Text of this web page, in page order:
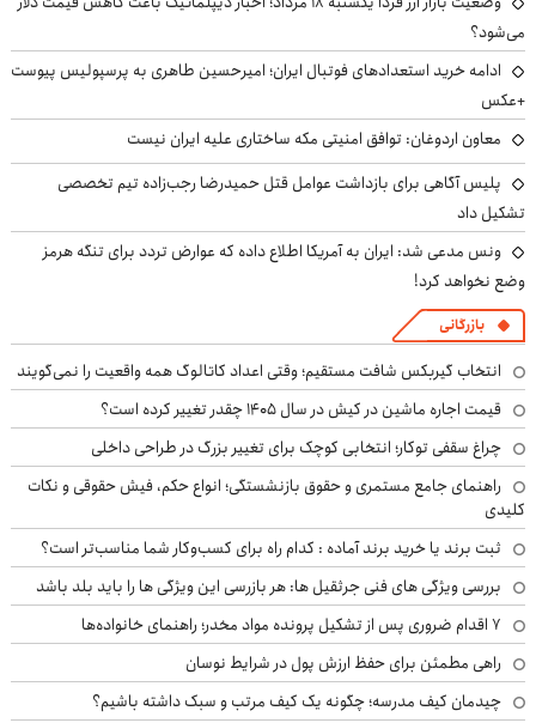
می‌شود؟
ادامه خرید استعدادهای فوتبال ایران؛ امیرحسین طاهری به پرسپولیس پیوست
+عکس
معاون اردوغان: توافق امنیتی مکه ساختاری علیه ایران نیست
پلیس آگاهی برای بازداشت عوامل قتل حمیدرضا رجب‌زاده تیم تخصصی
تشکیل داد
ونس مدعی شد: ایران به آمریکا اطلاع داده که عوارض تردد برای تنگه هرمز
وضع نخواهد کرد!
بازرگانی
انتخاب گیربکس شافت مستقیم؛ وقتی اعداد کاتالوگ همه واقعیت را نمی‌گویند
قیمت اجاره ماشین در کیش در سال ۱۴۰۵ چقدر تغییر کرده است؟
چراغ سقفی توکار؛ انتخابی کوچک برای تغییر بزرگ در طراحی داخلی
راهنمای جامع مستمری و حقوق بازنشستگی؛ انواع حکم، فیش حقوقی و نکات
کلیدی
ثبت برند یا خرید برند آماده : کدام راه برای کسب‌وکار شما مناسب‌تر است؟
بررسی ویژگی های فنی جرثقیل ها: هر بازرسی این ویژگی ها را باید بلد باشد
۷ اقدام ضروری پس از تشکیل پرونده مواد مخدر؛ راهنمای خانواده‌ها
راهی مطمئن برای حفظ ارزش پول در شرایط نوسان
چیدمان کیف مدرسه؛ چگونه یک کیف مرتب و سبک داشته باشیم؟